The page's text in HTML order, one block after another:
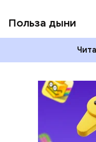
Польза дыни